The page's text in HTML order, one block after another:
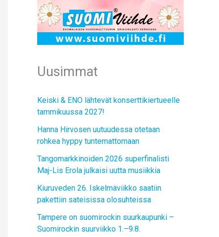
Uusimmat
Keiski & ENO lähtevät konserttikiertueelle
tammikuussa 2027!
Hanna Hirvosen uutuudessa otetaan
rohkea hyppy tuntemattomaan
Tangomarkkinoiden 2026 superfinalisti
Maj-Lis Erola julkaisi uutta musiikkia
Kiuruveden 26. Iskelmäviikko saatiin
pakettiin sateisissa olosuhteissa
Tampere on suomirockin suurkaupunki –
Suomirockin suurviikko 1.–9.8.